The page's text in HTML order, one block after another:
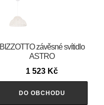
BIZZOTTO závěsné svítidlo
ASTRO
1 523 Kč
DO OBCHODU